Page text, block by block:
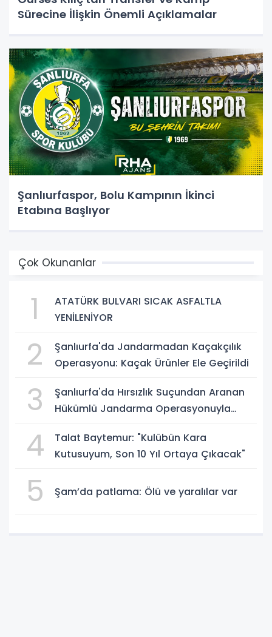
Sürecine İlişkin Önemli Açıklamalar
Şanlıurfaspor, Bolu Kampının İkinci
Etabına Başlıyor
Çok Okunanlar
1
ATATÜRK BULVARI SICAK ASFALTLA
YENİLENİYOR
2
Şanlıurfa'da Jandarmadan Kaçakçılık
Operasyonu: Kaçak Ürünler Ele Geçirildi
3
Şanlıurfa'da Hırsızlık Suçundan Aranan
Hükümlü Jandarma Operasyonuyla
4
Talat Baytemur: "Kulübün Kara
Kutusuyum, Son 10 Yıl Ortaya Çıkacak"
5 Şam’da patlama: Ölü ve yaralılar var